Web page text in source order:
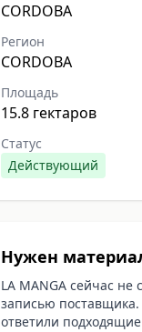
CORDOBA
Регион
CORDOBA
Площадь
15.8 гектаров
Статус
Действующий
Нужен
LA MANGA сейчас не
записью поставщика.
ответили